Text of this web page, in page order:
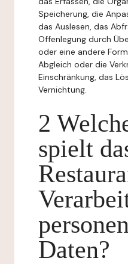
Speicherung, die
das Auslesen, das
Offenlegung durch
oder eine andere
Abgleich oder die
Einschränkung, das
Vernichtung.
2
spielt
Daten?